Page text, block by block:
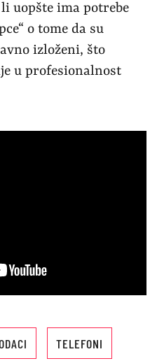
uopšte ima potrebe
o tome da su
izloženi, što
u profesionalnost
TELEFONI